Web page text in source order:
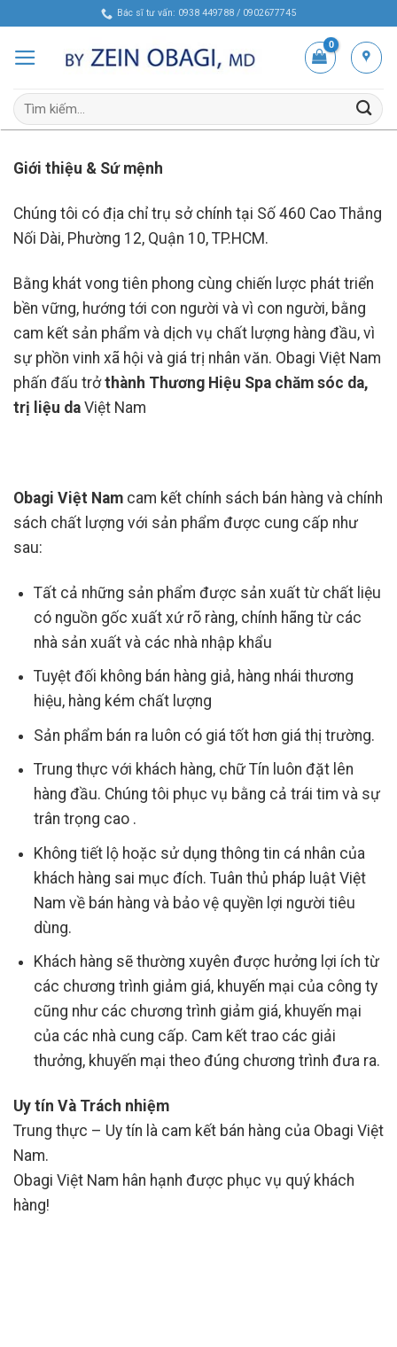
content
Bác sĩ tư vấn: 0938 449788 / 0902677745
Tìm
kiếm:
Giới thiệu & Sứ mệnh
Chúng tôi có địa chỉ trụ sở chính tại Số 460 Cao Thắng
Nối Dài, Phường 12, Quận 10, TP.HCM.
Bằng khát vong tiên phong cùng chiến lược phát triển
bền vững, hướng tới con người và vì con người, bằng
cam kết sản phẩm và dịch vụ chất lượng hàng đầu, vì
sự phồn vinh xã hội và giá trị nhân văn. Obagi Việt Nam
phấn đấu trởthành Thương Hiệu Spa chăm sóc da,
trị liệu da Việt Nam
Obagi Việt Nam cam kết chính sách bán hàng và chính
sách chất lượng với sản phẩm được cung cấp như
sau:
Tất cả những sản phẩm được sản xuất từ chất liệu
có nguồn gốc xuất xứ rõ ràng, chính hãng từ các
nhà sản xuất và các nhà nhập khẩu
Tuyệt đối không bán hàng giả, hàng nhái thương
hiệu, hàng kém chất lượng
Sản phẩm bán ra luôn có giá tốt hơn giá thị trường.
Trung thực với khách hàng, chữ Tín luôn đặt lên
hàng đầu. Chúng tôi phục vụ bằng cả trái tim và sự
trân trọng cao .
Không tiết lộ hoặc sử dụng thông tin cá nhân của
khách hàng sai mục đích. Tuân thủ pháp luật Việt
Nam về bán hàng và bảo vệ quyền lợi người tiêu
dùng.
Khách hàng sẽ thường xuyên được hưởng lợi ích từ
các chương trình giảm giá, khuyến mại của công ty
cũng như các chương trình giảm giá, khuyến mại
của các nhà cung cấp. Cam kết trao các giải
thưởng, khuyến mại theo đúng chương trình đưa ra.
Uy tín Và Trách nhiệm
Trung thực – Uy tín là cam kết bán hàng của Obagi Việt
Nam.
Obagi Việt Nam hân hạnh được phục vụ quý khách
hàng!